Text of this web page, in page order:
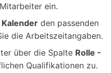
ein.
Kalender den passenden
die Arbeitszeitangaben.
über die Spalte Rolle -
Qualifikationen zu.